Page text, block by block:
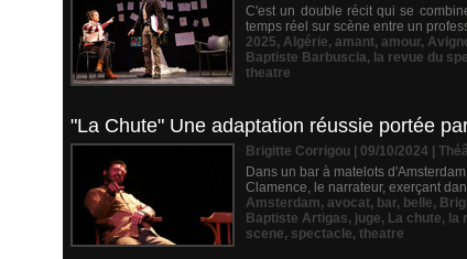
C'est un double récit qui se
temps réel sur scène entre un
2025, Algérie, amant, amour,
Baptiste Barbuscia, la revue du
theatre
"La Chute" Une adaptation réussie portée
Brigitte Corrigou | 09/10/2024
Dans un bar à matelots
Clamence, le narrateur, exerçant
Amsterdam, avocat, bar, belle,
Baptiste Artigas, juge, La chute, la
scene, spectacle, theatre